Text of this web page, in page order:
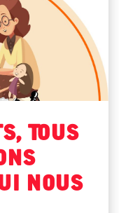
Tous
nous